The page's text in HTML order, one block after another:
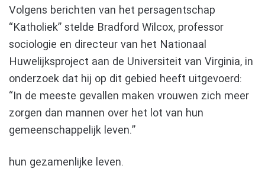
Volgens berichten van het persagentschap
“Katholiek” stelde Bradford Wilcox, professor
sociologie en directeur van het Nationaal
Huwelijksproject aan de Universiteit van Virginia, in
onderzoek dat hij op dit gebied heeft uitgevoerd:
“In de meeste gevallen maken vrouwen zich meer
zorgen dan mannen over het lot van hun
gemeenschappelijk leven.”
hun gezamenlijke leven.